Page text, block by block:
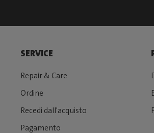
SERVICE
Repair & Care
Ordine
Recedi dall'acquisto
Pagamento